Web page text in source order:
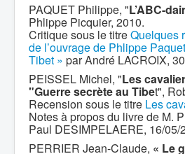
PAQUET Philippe, "L’ABC-
Phlippe Picquier, 2010.
Critique sous le titreQuelques
de l’ouvrage de Phlippe
Tibet » par André LACROIX,
PEISSEL Michel, "Les
"Guerre secrète au Tibet",
Recension sous le titre Les
Notes à propos du livre de M.
Paul DESIMPELAERE, 16/05/
PERRIER Jean-Claude, « Le